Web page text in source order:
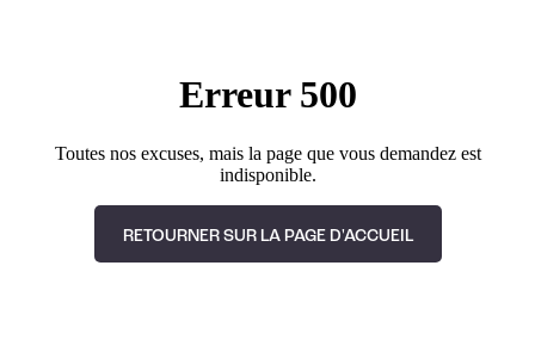
Erreur 500
Toutes nos excuses, mais la page que vous demandez est
indisponible.
RETOURNER SUR LA PAGE D'ACCUEIL